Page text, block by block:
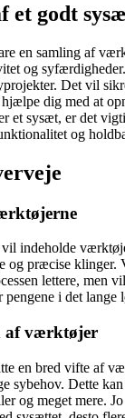
et godt
en samling af
og
Det vil
dig med at
et sysæt, er det
og
indeholde
og præcise
lettere, men
i det lange
af værktøjer
en bred vifte af
sybehov. Dette kan
og meget mere.